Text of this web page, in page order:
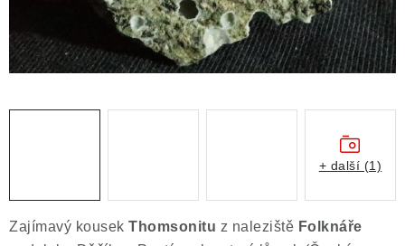
VIDEOGALERIE
Zajímavý kousek Thomsonitu z naleziště Folknáře
+ další (1)